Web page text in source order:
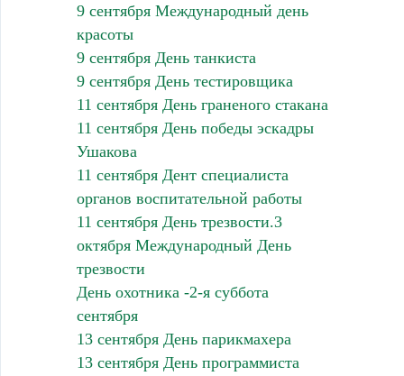
9 сентября Международный день
красоты
9 сентября День танкиста
9 сентября День тестировщика
11 сентября День граненого стакана
11 сентября День победы эскадры
Ушакова
11 сентября Дент специалиста
органов воспитательной работы
11 сентября День трезвости.3
октября Международный День
трезвости
День охотника -2-я суббота
сентября
13 сентября День парикмахера
13 сентября День программиста